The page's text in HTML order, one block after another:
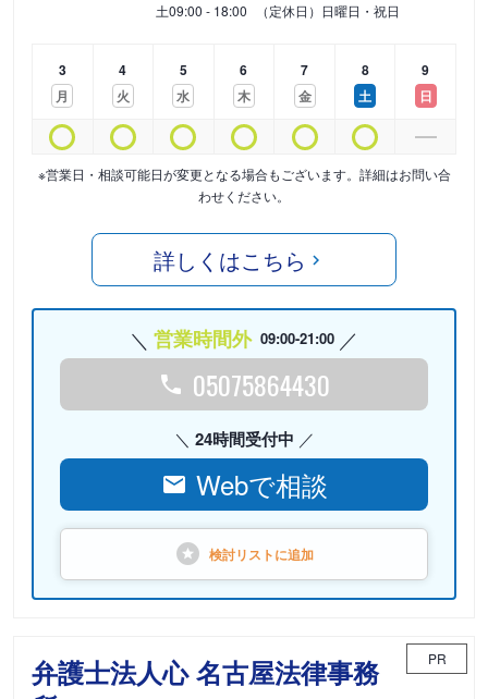
土09:00 - 18:00 （定休日）日曜日・祝日
3
月
4
火
5
水
6
木
7
金
8
土
9
日
※営業日・相談可能日が変更となる場合もございます。詳細はお問い合
わせください。
詳しくはこちら
営業時間外 09:00-21:00
05075864430
24時間受付中
Webで相談
検討リストに追加
弁護士法人心 名古屋法律事務
PR